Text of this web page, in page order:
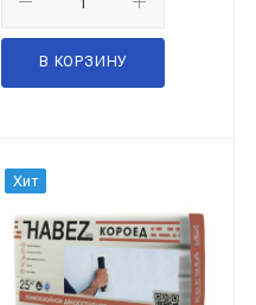
В КОРЗИНУ
Хит